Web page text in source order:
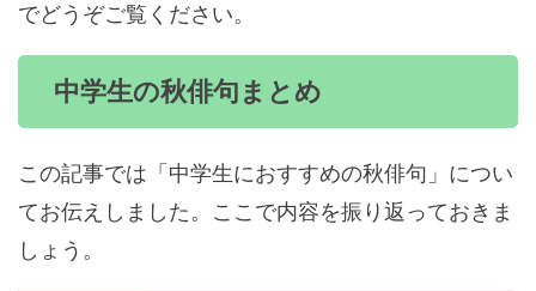
でどうぞご覧ください。
中学生の秋俳句まとめ
この記事では「中学生におすすめの秋俳句」につい
てお伝えしました。ここで内容を振り返っておきま
しょう。